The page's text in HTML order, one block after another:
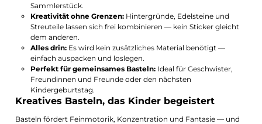
Sammlerstück.
Kreativität ohne Grenzen:Hintergründe, Edelsteine und
Streuteile lassen sich frei kombinieren — kein Sticker gleicht
dem anderen.
Alles drin:Es wird kein zusätzliches Material benötigt —
einfach auspacken und loslegen.
Perfekt für gemeinsames Basteln:Ideal für Geschwister,
Freundinnen und Freunde oder den nächsten
Kindergeburtstag.
Kreatives Basteln, das Kinder begeistert
Basteln fördert Feinmotorik, Konzentration und Fantasie — und